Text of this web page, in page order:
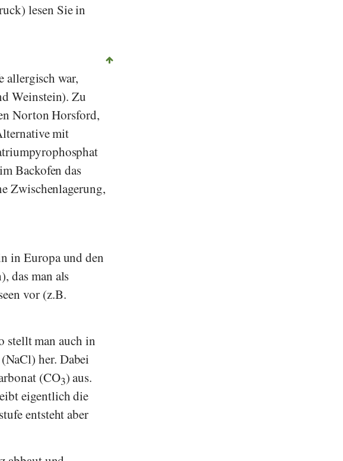
lesen Sie in
allergisch war,
Weinstein). Zu
Norton Horsford,
mit
Backofen das
Zwischenlagerung,
in Europa und den
das man als
vor (z.B.
stellt man auch in
her. Dabei
(CO3) aus.
eigentlich die
entsteht aber